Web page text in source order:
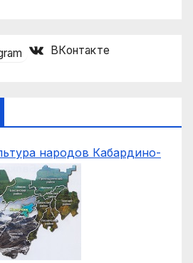
ВКонтакте
народов Кабардино-